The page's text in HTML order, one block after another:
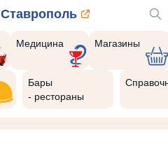
Ставрополь
Медицина Магазины
Бары
- рестораны